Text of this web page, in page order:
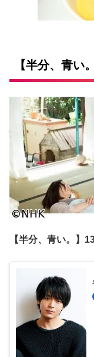
【半分、青い
【半分、青い。】